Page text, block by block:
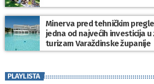
Minerva pred tehničkim
jedna od najvećih investicija
turizam Varaždinske županije
PLAYLISTA